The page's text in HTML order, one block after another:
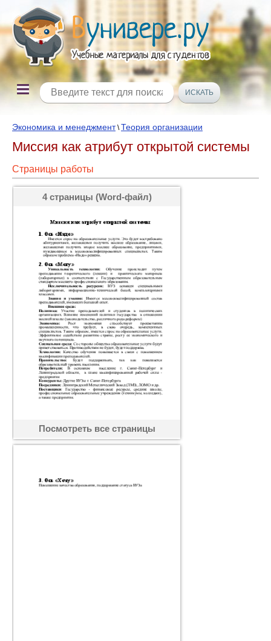
Экономика и менеджмент\Теория организации
Миссия как атрибут открытой системы
Страницы работы
4 страницы (Word-файл)
Посмотреть все страницы